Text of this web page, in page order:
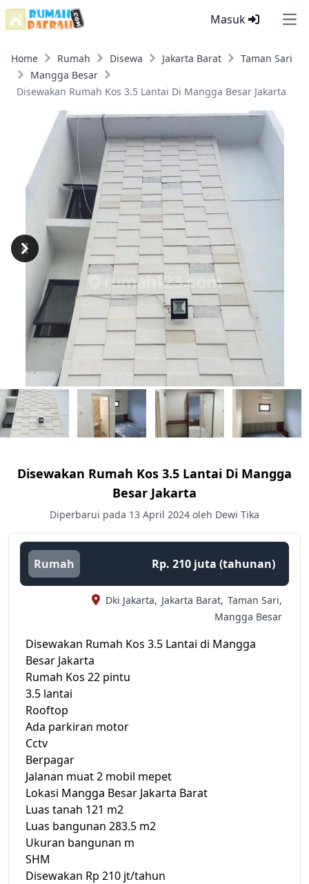
Masuk
Home Rumah Disewa Jakarta Barat
Taman Sari
Mangga Besar
Disewakan Rumah Kos 3.5 Lantai Di Mangga Besar Jakarta
Previous
Next
Disewakan Rumah Kos 3.5 Lantai Di Mangga
Besar Jakarta
Diperbarui pada 13 April 2024 oleh Dewi Tika
Rumah Rp. 210 juta (tahunan)
Dki Jakarta, Jakarta Barat, Taman Sari,
Mangga Besar
Disewakan Rumah Kos 3.5 Lantai di Mangga
Besar Jakarta
Rumah Kos 22 pintu
3.5 lantai
Rooftop
Ada parkiran motor
Cctv
Berpagar
Jalanan muat 2 mobil mepet
Lokasi Mangga Besar Jakarta Barat
Luas tanah 121 m2
Luas bangunan 283.5 m2
Ukuran bangunan m
SHM
Disewakan Rp 210 jt/tahun